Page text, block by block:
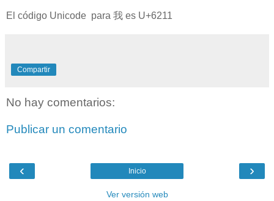
El código Unicode para 我 es U+6211
Compartir
No hay comentarios:
Publicar un comentario
‹ ›
Inicio
Ver versión web